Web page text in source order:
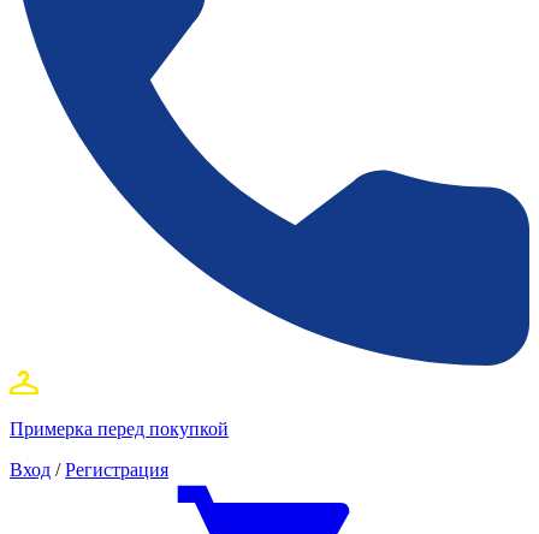
Примерка перед покупкой
Вход / Регистрация